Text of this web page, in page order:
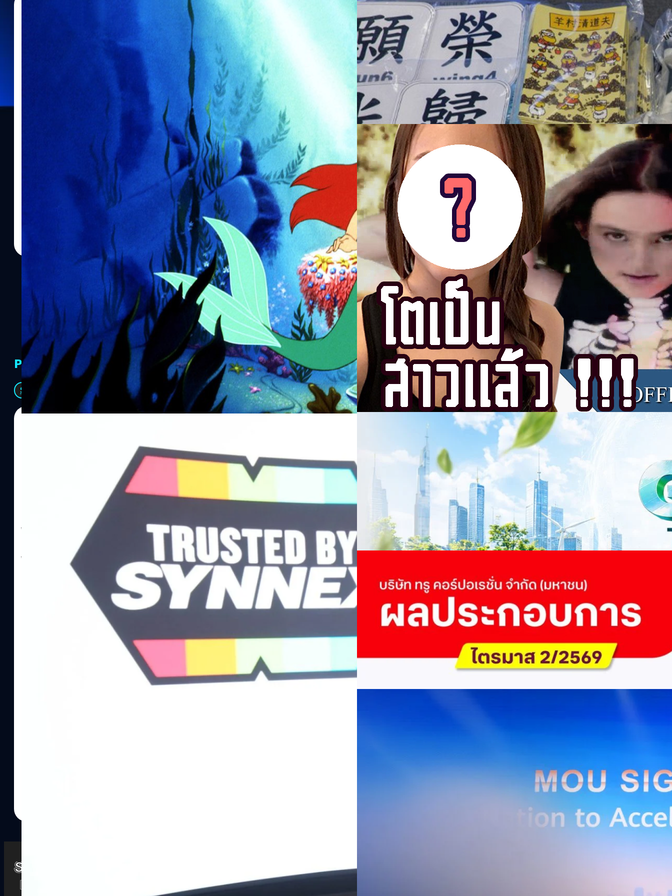
เรื่องจริงสุดดาร์กของ ‘The Little Mermaid’ จากนิทานสุดโหด สู่แอนิเมชัน-
ย้อนตำนานนางเงือกน้อย ‘The Little Mermaid’ จากนิทานสุดดาร์กโหดร้าย สู่แอนิเมชันของ Disney และ
หนังไลฟ์แอ็กชันคนแสดงที่สร้างข้อถกเถียง
23/07/2021
ฮ่องกงรวบ 5 ผู้ต้องหา ฐานปลูกฝังเด็กให้เกลียดชังรัฐบาลผ่านหนังสือ
ตำรวจฮ่องกงจับกุมผู้ต้องสงสัยจำนวน 5 คน ในข้อหาก่อความไม่สงบ โดยถูกกล่าวหาว่าหนังสือสำหรับเด็กที่
พวกเขาเขียนและตีพิมพ์ออกมานั้น มีจุดมุ่งหมายเพื่อปลุกระดมให้เด็ก ๆ หรือผู้อ่านเกิดความเกลียดชังต่อ
รัฐบาล โดยเหล่าผู้ที่ถูกจับกุมเป็นสมาชิกของสหภาพนักบำบัดการพูดที่ผลิตหนังสือสำหรับเด็กออกมา ซึ่งพวก
เขาถูกจับกุมภายใต้กฎหมายที่มุ่งเป้าไปที่การปลุกระดมให้เกิดความเกลียดชัง ซึ่งกฎหมายนี้ไม่ค่อยได้มีการใช้
มาก่อน จนเมื่อไม่นานมานี้ที่มีการประท้วงต่อต้านรัฐบาลฮ่องกง โดยความผิดดังกล่าวจะมีโทษจำคุกสูงสุด 2 ปี
ในการบรรยายสรุปเมื่อวานนี้ระบุว่า ตำรวจได้โชว์หนังสือบางส่วนที่ยึดมาได้ ซึ่งหนึ่งในหนังสือที่มาแสดงให้ดู
นั้นมีชื่อว่า "ผู้พิทักษ์แห่งหมู่บ้านแกะ" เป็นการเล่าเรื่องราวของหมาป่าที่ต้องการเข้ายึดหมู่บ้านและกินแกะ ซึ่ง
ตำรวจกล่าวว่าหนังสือเล่มนี้เชื่อมโยงกับการประท้วงปี 2019 นอกจากนี้ ยังมีหนังสืออีก 2 เล่มที่สร้างความวิตก
ให้กับทางตำรวจ เช่นหนังสือที่เล่าเรื่องราวของแกะประมาณ 12 ตัวที่ถูกหมาป่านำตัวไปที่บ้านแล้วปรุงเป็น
อาหาร ซึ่งตำรวจกล่าวว่านั่นอาจเป็นการพาดพิงถึงชาวฮ่องกง 12 คนที่ถูกจีนจับได้ในเดือนสิงหาคมปีที่แล้ว
ขณะที่พวกเขาพยายามหลบหนีออกจากเมืองทางเรือ เจ้าหน้าที่ความมั่นคงกล่าวว่าการบังคับใช้กฎหมายดัง
กล่าว มีพื้นฐานมาจากหลักฐาน และไม่เกี่ยวข้องกับจุดยืน ภูมิหลัง หรืออาชีพทางการเมืองของบุคคลนั้น ๆ เลย
แม้แต่น้อย อ้างอิง พิสูจน์อักษร : สุชยา เกษจำรัส
สรวิชญ์ พระสุจริตวงศ์ | 1841 days ago
Read More
18/08/2017
โตเป็นสาวแล้วสวยมาก !!! กับเจ้าของเพลง “โอมมะลึกกึ๊กกึ๋ยย์” เพลงฮิตของ
เด็ก 90
"โอมมะลึกกึ๊กกึ๋ยย์ มะลึกกึ๊กกึ๋ยย์ มะลึกกึ๊กกึ๋ยย์ เพี้ยง!!!" เชื่อว่าเพื่อนๆ หลายคนคงจะเคยได้ยินเพลงนี้ ที่มีเนื้อ
เพลงคล้ายกับการเสกเวทมนต์ เพลงนี้เป็นเพลงที่ฮิตติดหูจริงๆ สำหรับเด็กยุค 90 วันนี้จะมาเตือนความจำ
เพื่อนๆ ว่าลืมกันไปรึยัง และที่สำคัญสาวน้อยเจ้าของเพลงนี้ตอนนั้นเธอยังเป็นเด็กสาวตัวเล็กๆ แต่ตอนนี้เธอ
โตเป็นสาวแล้ว ถ้าอยากจะรู้ว่าเธอโตมาแล้วจะสวยขนาดไหนไปชมกันเลย ประวัติเพลง "มะลึกกึ๊กกึ๋ยย์"
สำหรับคนที่ยังไม่รู้ !!! สำหรับเพลง มะลึกกึ๊กกึ๋ยย์ นั้นขับร้องโดย นาตาลี สติเบิร์ท เป็นเพลงของค่าย มิวสิค
ครีม ในเครือ แกรมมี่ (Grammy) เป็นเพลงที่มีจังหวะสนุกสนาน เหมาะแก่การเต้นและฟังให้หายง่วงในวัน
ว่างๆ เพลงนี้เรียกได้ว่าเป็นเพลงฮิตของวัยรุ่นสมัยที่ยังไม่มี 3G ให้ใช้เลยก็ว่าได้นะครับ คงเป็นเพราะเนื้อเพลง
ที่มีความแปลกใหม่ ฟังแล้วคล้ายการเสกคาถาของพ่อมด แม่มด เป็นอะไรที่เท่จริงๆ วันนี้ ถ้าใครที่ยังไม่เคยฟัง
แอดมินก็ได้นำเพลง มะลึกกึ๊กกึ๋ยส์ มาให้ลองฟังกันด้วยนะ ถ้าอยากรู้ว่าเนื้อเพลงมันเหมือนเสกเวทมนต์ยังไง
ไปฟังกันเลย https://www.youtube.com/watch?v=9o-kWSuUHI8 บอกตรงๆ ใครร้องตามได้นี้เริ่มมีอายุ
กันแล้วนะครับ (ฮ่าๆ) สำหรับเพื่อนๆ คนไหน อยากจะร้องเพลงนี้ แต่ร้องตามไม่ทัน แอดมินมีเนื้อเพลงมาไห้ดู
ด้วยนะ เผื่ออยากจะร้องตามกัน เนื้อเพลง มะลึกกึ๊กกึ๋ยย์ ฉันเป็นแม่มดเพียงตัวเล็กไปหน่อยนึง…
Thanapon Aiemjarupinyo | 3275 days ago
Read More
PR Partners
See All
SYNNEX โชว์กำไร Q2/69 โต 18% ลุย AI–Cloud–Green Energy สร้างฐาน
Recurring Revenue เร่งเครื่อง New Growth Engine พร้อมจ่ายปันผล 0.10
บริษัท ซินเน็ค (ประเทศไทย) จำกัด (มหาชน) หรือ SYNNEX โชว์ผลการดำเนินงานแข็งแกร่ง กำไรสุทธิ
ไตรมาส 2 และงวด 6 เดือนแรกของปี 2569 เติบโต 17.8% และ 17.7% จากช่วงเดียวกันของปีก่อน สูงกว่าการ
เติบโตของรายได้อย่างมีนัยสำคัญ พร้อมประกาศจ่ายเงินปันผลระหว่างกาล 0.10 บาทต่อหุ้น โดยกำหนดวันที่
ไม่ได้รับสิทธิปันผล (XD) วันที่ 19 สิงหาคม 2569 และกำหนดจ่ายเงินปันผลวันที่
ครบรอบ 6 ปี สำนักข่าว TODAY เปิดเวทีใหญ่ SUSTAIN CITY: THE GREEN
TRANSITION ถกแนวทางปรับตัวสู่เศรษฐกิจสีเขียวอย่างยั่งยืน
เนื่องในโอกาสครบรอบ 6 ปี สำนักข่าว TODAY จัดงาน SUSTAIN CITY: THE GREEN TRANSITION เวทีแลก
เปลี่ยนมุมมองเกี่ยวกับการเปลี่ยนผ่านสู่เศรษฐกิจและสังคมสีเขียว พร้อมนำเสนอแนวทางที่สามารถนำไป
ประยุกต์ใช้ได้จริง จากผู้แทนภาครัฐ ภาคธุรกิจ และผู้เชี่ยวชาญในหลากหลายสาขา ผ่านประเด็นสำคัญว่า
ประเทศไทยควรปรับตัวอย่างไร ? เพื่อเดินหน้าสู่ความยั่งยืนและบรรลุเป้าหมาย Net Zero อย่างเป็นรูปธรรม
ทั้งในมิติของภาครัฐ ภาคธุรกิจ การเงิน และพลังงาน Green Transitioning: Shifting Systemพลิกโครงสร้าง
เศรษฐกิจ ปรับห่วงโซ่คุณค่า และเชื่อมโยงนโยบายกับเทคโนโลยี เพื่อขับเคลื่อนประเทศไทยสู่เศรษฐกิจสีเขียว
โดย ศาสตราจารย์ ดร. ยศชนัน วงศ์สวัสดิ์รองนายกรัฐมนตรีและรัฐมนตรีว่าการกระทรวงการอุดมศึกษา
วิทยาศาสตร์ วิจัยและนวัตกรรม Green Transitioning: Decarbonize Unlockร่วมสำรวจแนวทางที่ภาคธุรกิจ
สามารถนำ Green Tech มาใช้เพื่อลดการปล่อยคาร์บอน และเดินหน้าสู่เป้าหมาย Net Zero พบกับ คุณปัณ
รัตนาภรณ์ ศรีนวลจันทร์ | 1 days ago
Read More
True เผยผลประกอบการ Q2/2569 กำไรสุทธิ 6.6 พันล้านบาท จ่ายปันผล 5.2
พันล้าน
บริษัท ทรู คอร์ปอเรชั่น จำกัด (มหาชน) รายงานผลประกอบการประจำไตรมาส 2/2569 มีกำไรสุทธิหลังหัก
ภาษี 6.6 พันล้านบาท ทำกำไรต่อเนื่องเป็นไตรมาสที่ 6 พร้อมอนุมัติจ่ายเงินปันผลระหว่างกาลรวม 5.2 พันล้าน
บาท คิดเป็น 0.15 บาทต่อหุ้น โดยผลการดำเนินงานหลักได้รับปัจจัยหนุนจากการบริหารต้นทุนและการเติบโต
ของฐานผู้ใช้งาน ตัวชี้วัดทางการเงิน (Q2/2569)มูลค่า / สถิติการเปลี่ยนแปลง (YoY)การเปลี่ยนแปลง
(QoQ)รายได้จากการให้บริการ (ไม่รวม IC)4.14 หมื่นล้านบาท+0.8%+0.8%EBITDA2.83 หมื่นล้าน
บาท+13.5%+1.1%กำไรสุทธิหลังหักภาษี (NPAT)6.6 พันล้านบาท+3.2 เท่าทรงตัวอัตราส่วนหนี้สินสุทธิต่อ
EBITDA3.7 เท่า-0.3 เท่า-0.1 เท่า ปัจจัยขับเคลื่อนด้านฐานผู้ใช้และเทคโนโลยี ด้านปริมาณผู้ใช้งาน ไตรมาสนี้
บริการ 5G รวม 19.3 ล้านราย) และผู้ใช้บริการอินเทอร์เน็ตบ้านเพิ่มขึ้น 2.8 หมื่นราย โดยปัจจัยที่ส่งผลต่อการ
ทีมคอนเทนต์ BT| 2 days ago
ด้านโครงข่ายและความเข้าใจในภาคธุรกิจไทยของ AIS Business เข้ากับเทคโนโลยี Cloud, AI และองค์ความรู้
ด้านการผลิตระดับโลกของ Huawei Cloud เพื่อช่วยให้ผู้ประกอบการสามารถนำเทคโนโลยีไปยกระดับ
กระบวนการผลิตได้อย่างเป็นรูปธรรม ภายใต้ความร่วมมือดังกล่าว ทั้งสองฝ่ายจะร่วมกันพัฒนาโครงสร้างพื้น
Private Network โครงข่ายไฟเบอร์ และระบบเชื่อมต่อที่ปลอดภัย ไปจนถึงการรวบรวม ประมวลผล และ
วิเคราะห์ข้อมูลบน Cloud ด้วยศักยภาพการประมวลผลของ GPU เพื่อต่อยอดสู่แอปพลิเคชัน AI และโซลูชัน
สำหรับภาคอุตสาหกรรม ช่วยเสริมขีดความสามารถในการแข่งขัน และสร้างความพร้อมรองรับผู้ประกอบการ
ไทย รวมถึงนักลงทุนต่างชาติที่ต้องการขยายฐานการผลิตในประเทศไทย นายภูผา เอกะวิภาต หัวหน้าคณะผู้
Tech Biz